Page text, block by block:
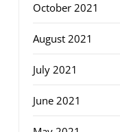
October 2021
August 2021
July 2021
June 2021